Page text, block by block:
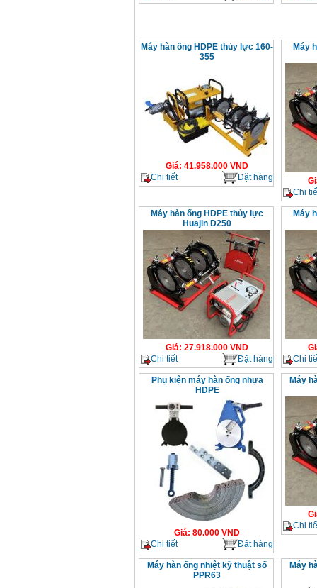
Máy hàn ống HDPE thủy lực 160-
355
Giá: 41.958.000 VND
Chi tiết
Đặt hàng
Máy
Chi
Máy hàn ống HDPE thủy lực
Huajin D250
Giá: 27.918.000 VND
Chi tiết
Đặt hàng
Máy
Chi
Phụ kiện máy hàn ống nhựa
HDPE
Giá: 80.000 VND
Chi tiết
Đặt hàng
Máy
Chi
Máy hàn ống nhiệt kỹ thuật số
PPR63
Máy